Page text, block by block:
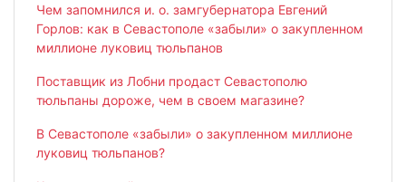
Чем запомнился и. о. замгубернатора Евгений
Горлов: как в Севастополе «забыли» о закупленном
миллионе луковиц тюльпанов
Поставщик из Лобни продаст Севастополю
тюльпаны дороже, чем в своем магазине?
В Севастополе «забыли» о закупленном миллионе
луковиц тюльпанов?